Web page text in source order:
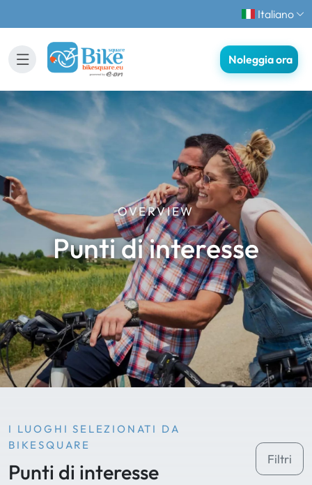
Italiano
Noleggia ora
OVERVIEW
Punti di interesse
I LUOGHI SELEZIONATI DA
BIKESQUARE
Punti di interesse
Filtri